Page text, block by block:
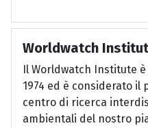
Worldwatch
Il Worldwatch Institute
1974 ed è considerato il
centro di ricerca
ambientali del nostro